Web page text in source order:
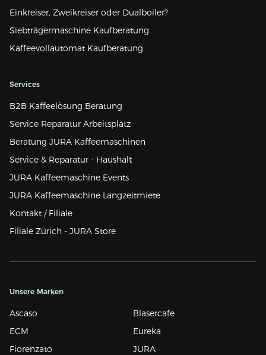
Einkreiser, Zweikreiser oder Dualboiler?
Siebträgermaschine Kaufberatung
Kaffeevollautomat Kaufberatung
Services
B2B Kaffeelösung Beratung
Service Reparatur Arbeitsplatz
Beratung JURA Kaffeemaschinen
Service & Reparatur - Haushalt
JURA Kaffeemaschine Events
JURA Kaffeemaschine Langzeitmiete
Kontakt / Filiale
Filiale Zürich - JURA Store
Unsere Marken
Ascaso
Blasercafe
ECM
Eureka
Fiorenzato
JURA